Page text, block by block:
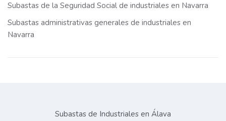
Subastas de la Seguridad Social de industriales en Navarra
Subastas administrativas generales de industriales en
Navarra
Subastas de Industriales en Álava